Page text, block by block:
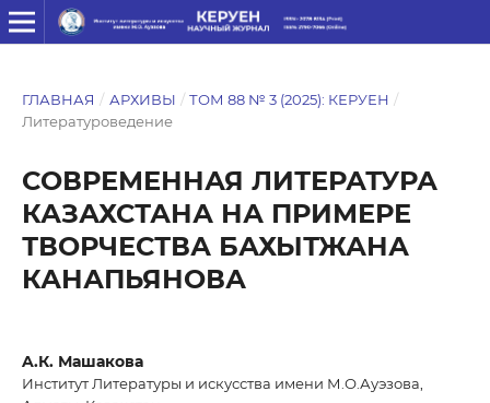
ГЛАВНАЯ / АРХИВЫ / ТОМ 88 № 3 (2025): КЕРУЕН /
Литературоведение
СОВРЕМЕННАЯ ЛИТЕРАТУРА
КАЗАХСТАНА НА ПРИМЕРЕ
ТВОРЧЕСТВА БАХЫТЖАНА
КАНАПЬЯНОВА
A.К. Машакова
Институт Литературы и искусства имени М.О.Ауэзова,